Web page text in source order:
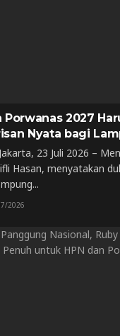
Porwanas 2027
Nyata bagi
23 Juli 2026 –
Hasan, menyatakan
2026